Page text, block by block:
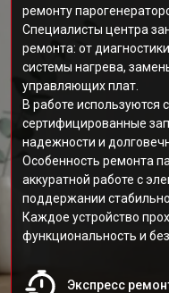
ремонту
Специалисты центра
ремонта: от
системы нагрева,
управляющих плат.
В работе
сертифицированные
надежности и
Особенность ремонта
аккуратной работе с
поддержании
Каждое устройство
функциональность и
Экспресс